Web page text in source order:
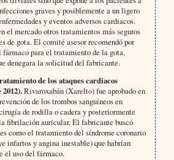
graves y posiblemente a un ligero
y eventos adversos cardiacos.
el mercado otros tratamientos más seguros
de gota. El comité asesor recomendó por
para el tratamiento de la gota,
denegara la solicitud del fabricante.
de los ataques cardiacos
Rivaroxabán (Xarelto) fue aprobado en
de los trombos sanguíneos en
de rodilla o cadera y posteriormente
fibrilación auricular. El fabricante buscó
como el tratamiento del síndrome coronario
infartos y angina inestable) que habrían
el uso del fármaco.